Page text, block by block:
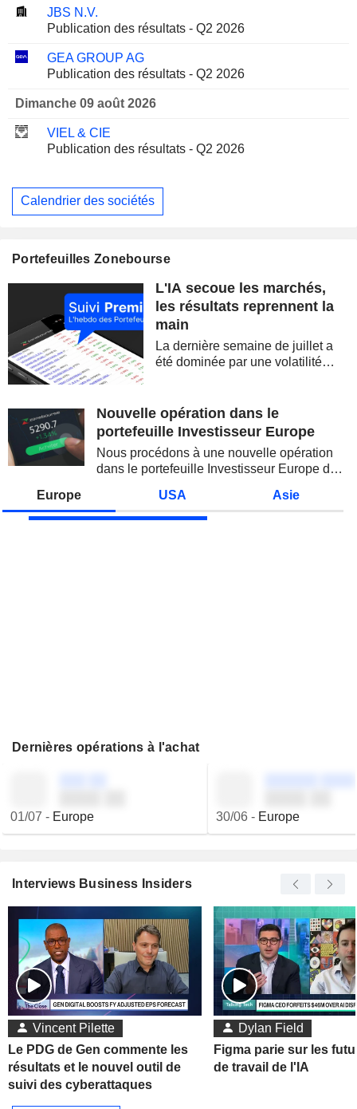
JBS N.V.
Publication des résultats - Q2 2026
GEA GROUP AG
Publication des résultats - Q2 2026
Dimanche 09 août 2026
VIEL & CIE
Publication des résultats - Q2 2026
Calendrier des sociétés
Portefeuilles Zonebourse
L'IA secoue les marchés,
les résultats reprennent la
main
La dernière semaine de juillet a
été dominée par une volatilité
semi-conducteurs. Les
inquiétudes sur la soutenabilité
Nouvelle opération dans le
portefeuille Investisseur Europe
Nous procédons à une nouvelle opération
dans le portefeuille Investisseur Europe de
Europe USA Asie
Dernières opérations à l'achat
01/07 - Europe 30/06- Europe
Interviews Business Insiders
Vincent Pilette
Le PDG de Gen commente les
résultats et le nouvel outil de
suivi des cyberattaques
Dylan Field
Figma parie sur les
de travail de l'IA